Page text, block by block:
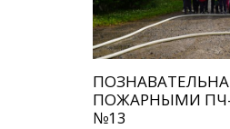
ПОЖАРНЫМИ ПЧ-
№13